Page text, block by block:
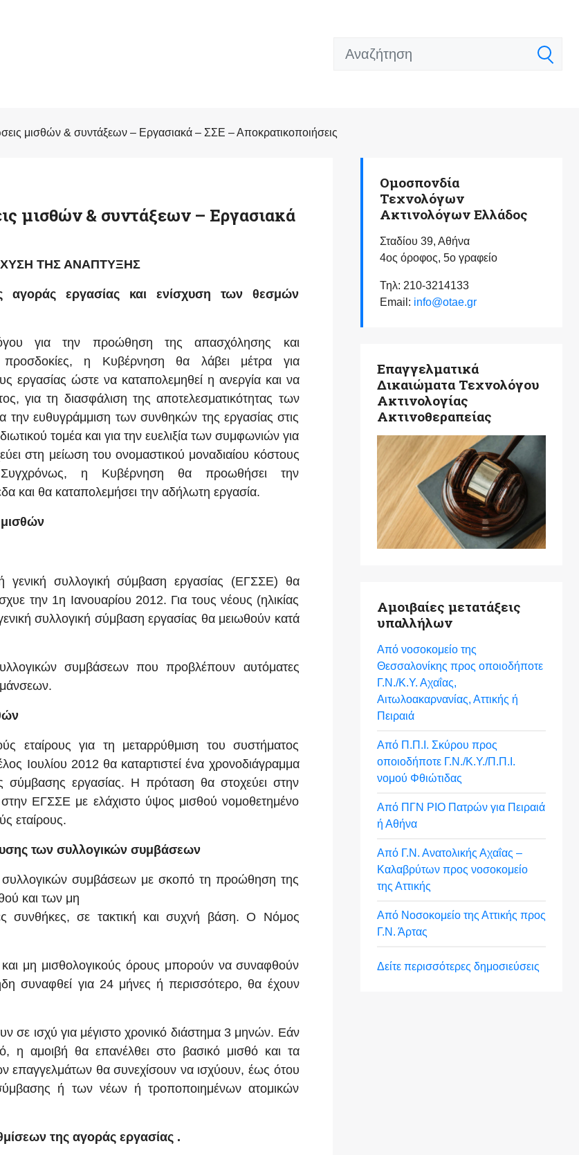
μισθών & συντάξεων – Εργασιακά – ΣΣΕ – Αποκρατικοποιήσεις
μισθών & συντάξεων – Εργασιακά
ΤΗΣ ΑΝΑΠΤΥΞΗΣ
αγοράς εργασίας και ενίσχυση των θεσμών
για την προώθηση της απασχόλησης και
προσδοκίες, η Κυβέρνηση θα λάβει μέτρα για
εργασίας ώστε να καταπολεμηθεί η ανεργία και να
για τη διασφάλιση της αποτελεσματικότητας των
ευθυγράμμιση των συνθηκών της εργασίας στις
τομέα και για την ευελιξία των συμφωνιών για
στη μείωση του ονομαστικού μοναδιαίου κόστους
η Κυβέρνηση θα προωθήσει την
και θα καταπολεμήσει την αδήλωτη εργασία.
μισθών
γενική συλλογική σύμβαση εργασίας (ΕΓΣΣΕ) θα
την 1η Ιανουαρίου 2012. Για τους νέους (ηλικίας
συλλογική σύμβαση εργασίας θα μειωθούν κατά
συμβάσεων που προβλέπουν αυτόματες
εταίρους για τη μεταρρύθμιση του συστήματος
Ιουλίου 2012 θα καταρτιστεί ένα χρονοδιάγραμμα
σύμβασης εργασίας. Η πρόταση θα στοχεύει στην
ΕΓΣΣΕ με ελάχιστο ύψος μισθού νομοθετημένο
εταίρους.
των συλλογικών συμβάσεων
συλλογικών συμβάσεων με σκοπό τη προώθηση της
και των μη
συνθήκες, σε τακτική και συχνή βάση. Ο Νόμος
μη μισθολογικούς όρους μπορούν να συναφθούν
συναφθεί για 24 μήνες ή περισσότερο, θα έχουν
σε ισχύ για μέγιστο χρονικό διάστημα 3 μηνών. Εάν
η αμοιβή θα επανέλθει στο βασικό μισθό και τα
επαγγελμάτων θα συνεχίσουν να ισχύουν, έως ότου
ή των νέων ή τροποποιημένων ατομικών
της αγοράς εργασίας .
Ομοσπονδία
Τεχνολόγων
Ακτινολόγων Ελλάδος
Σταδίου 39, Αθήνα
4ος όροφος, 5ο γραφείο
Τηλ: 210-3214133
Email: info@otae.gr
Επαγγελματικά
Δικαιώματα Τεχνολόγου
Ακτινολογίας
Ακτινοθεραπείας
Αμοιβαίες μετατάξεις
υπαλλήλων
Από νοσοκομείο της
Θεσσαλονίκης προς οποιοδήποτε
Γ.Ν./Κ.Υ. Αχαΐας,
Αιτωλοακαρνανίας, Αττικής ή
Πειραιά
Από Π.Π.Ι. Σκύρου προς
οποιοδήποτε Γ.Ν./Κ.Υ./Π.Π.Ι.
νομού Φθιώτιδας
Από ΠΓΝ ΡΙΟ Πατρών για Πειραιά
ή Αθήνα
Από Γ.Ν. Ανατολικής Αχαΐας –
Καλαβρύτων προς νοσοκομείο
της Αττικής
Από Νοσοκομείο της Αττικής προς
Γ.Ν. Άρτας
Δείτε περισσότερες δημοσιεύσεις